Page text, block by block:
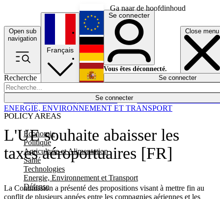
Ga naar de hoofdinhoud
Open sub
navigation
Close menu
Recherche
Se connecter
POLICY AREAS
Economie
Politique
Agriculture et Alimentation
Santé
Technologies
Energie, Environnement et Transport
Défense
Économie
Français
English
Deutsch
Español
Se connecter
Vous êtes déconnecté.
Se connecter
L'UE souhaite abaisser les
taxes aéroportuaires [FR]
La Commission a présenté des propositions visant à mettre fin au
conflit de plusieurs années entre les compagnies aériennes et les
ENERGIE, ENVIRONNEMENT ET TRANSPORT